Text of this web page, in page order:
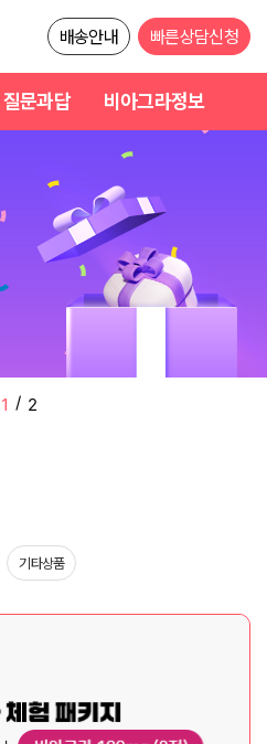
배송안내 빠른상담신청
질문과답 비아그라정보
2 / 2
기타상품